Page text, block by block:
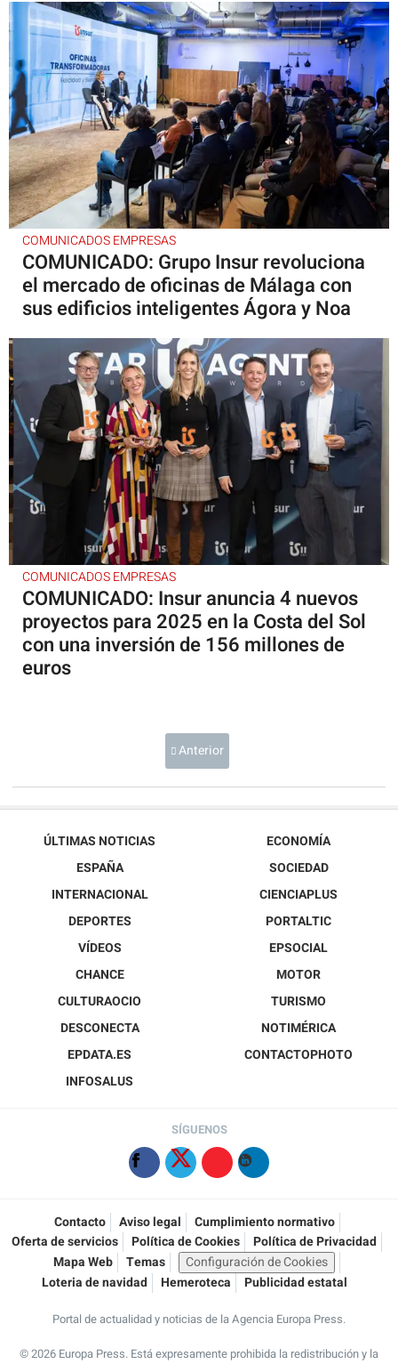
COMUNICADOS EMPRESAS
COMUNICADO: Grupo Insur revoluciona
el mercado de oficinas de Málaga con
sus edificios inteligentes Ágora y Noa
COMUNICADOS EMPRESAS
COMUNICADO: Insur anuncia 4 nuevos
proyectos para 2025 en la Costa del Sol
con una inversión de 156 millones de
euros
Anterior
ÚLTIMAS NOTICIAS
ESPAÑA
INTERNACIONAL
DEPORTES
VÍDEOS
ECONOMÍA
SOCIEDAD
CIENCIAPLUS
PORTALTIC
EPSOCIAL
CHANCE
CULTURAOCIO
DESCONECTA
EPDATA.ES
INFOSALUS
MOTOR
TURISMO
NOTIMÉRICA
CONTACTOPHOTO
SÍGUENOS
Contacto Aviso legal
Cumplimiento normativo
Oferta de servicios
Política de Cookies
Política de Privacidad
Mapa Web
Temas
Configuración de Cookies
Loteria de navidad
Hemeroteca Publicidad estatal
Portal de actualidad y noticias de la Agencia Europa Press.
© 2026 Europa Press. Está expresamente prohibida la redistribución y la